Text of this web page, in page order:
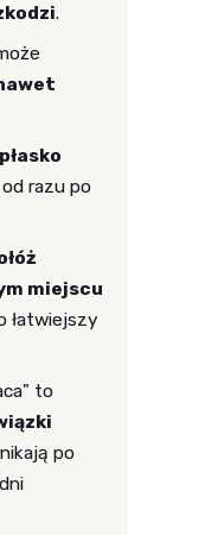
.
od razu po
miejscu
łatwiejszy
to
po